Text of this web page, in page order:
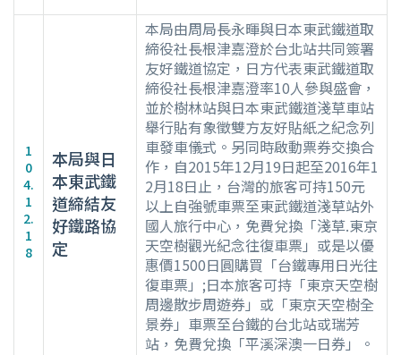
1
0
4.
1
2.
1
8
本局與日
本東武鐵
道締結友
好鐵路協
定
本局由周局長永暉與日本東武鐵道取
締役社長根津嘉澄於台北站共同簽署
友好鐵道協定，日方代表東武鐵道取
締役社長根津嘉澄率10人參與盛會，
並於樹林站與日本東武鐵道淺草車站
舉行貼有象徵雙方友好貼紙之紀念列
車發車儀式。另同時啟動票券交換合
作，自2015年12月19日起至2016年1
2月18日止，台灣的旅客可持150元
以上自強號車票至東武鐵道淺草站外
國人旅行中心，免費兌換「淺草.東京
天空樹觀光紀念往復車票」或是以優
惠價1500日圓購買「台鐵專用日光往
復車票」;日本旅客可持「東京天空樹
周邊散步周遊券」或「東京天空樹全
景券」車票至台鐵的台北站或瑞芳
站，免費兌換「平溪深澳一日券」。